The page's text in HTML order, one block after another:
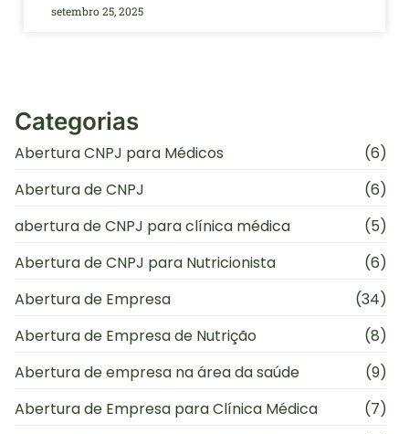
setembro 25, 2025
Categorias
Abertura CNPJ para Médicos
(6)
Abertura de CNPJ
(6)
abertura de CNPJ para clínica médica
(5)
Abertura de CNPJ para Nutricionista
(6)
Abertura de Empresa
(34)
Abertura de Empresa de Nutrição
(8)
Abertura de empresa na área da saúde
(9)
Abertura de Empresa para Clínica Médica
(7)